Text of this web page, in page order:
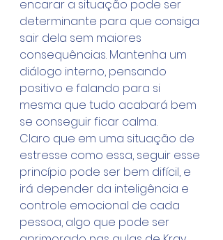
encarar a situação pode ser
determinante para que consiga
sair dela sem maiores
consequências. Mantenha um
diálogo interno, pensando
positivo e falando para si
mesma que tudo acabará bem
se conseguir ficar calma.
Claro que em uma situação de
estresse como essa, seguir esse
princípio pode ser bem difícil, e
irá depender da inteligência e
controle emocional de cada
pessoa, algo que pode ser